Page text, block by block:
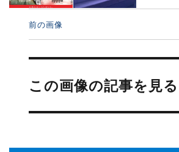
前の画像
投
ナ
ビ
ー
この画像の記事を見る